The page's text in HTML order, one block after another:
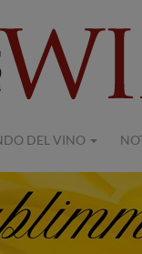
DEL VINO